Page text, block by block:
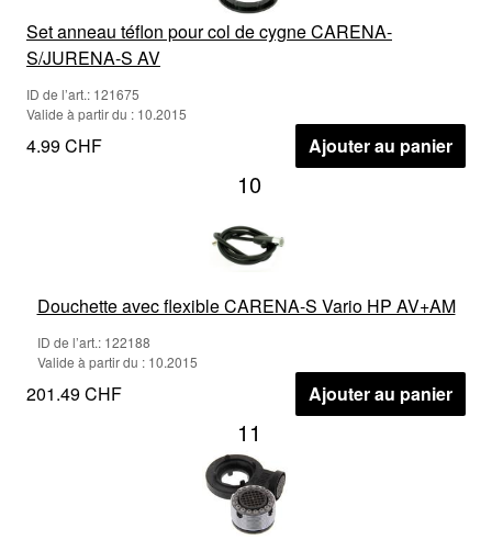
Set anneau téflon pour col de cygne CARENA-
S/JURENA-S AV
ID de l’art.: 121675
Valide à partir du : 10.2015
4.99 CHF Ajouter au panier
10
Douchette avec flexible CARENA-S Vario HP AV+AM
ID de l’art.: 122188
Valide à partir du : 10.2015
201.49 CHF Ajouter au panier
11